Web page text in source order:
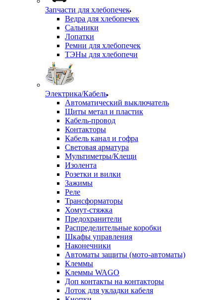
Запчасти для хлебопечек
Ведра для хлебопечек
Сальники
Лопатки
Ремни для хлебопечек
ТЭНы для хлебопечи
Электрика/Кабель
Автоматический выключатель
Щиты метал и пластик
Кабель-провод
Контакторы
Кабель канал и гофра
Световая арматура
Мультиметры/Клещи
Изолента
Розетки и вилки
Зажимы
Реле
Трансформаторы
Хомут-стяжка
Предохранители
Распределительные коробки
Шкафы управления
Наконечники
Автоматы защиты (мото-автоматы)
Клеммы
Клеммы WAGO
Доп контакты на контакторы
Лоток для укладки кабеля